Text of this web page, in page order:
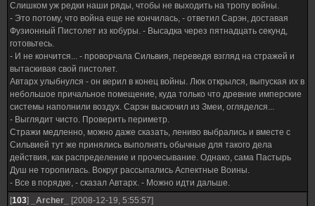
Слишком уж редки наши ряды, чтобы не выходить на тропу войны.
- Это потому, что война еще не кончилась, - ответил Сарэн, доставая
Фузионный Пистолет из кобуры. - Высадка через пятнадцать секунд,
готовьтесь.
- И не кончится... - проворчала Сильвия, переведя взгляд на стражей и
вытаскивая свой пистолет.
Автарх улыбнулся - он верил в конец войны. Люк открылся, выпуская их в
небольшое причальное помещение, куда только что древние имперские
системы наполнили воздух. Сарэн выскочил из Змеи, огляделся...
- Выглядит чисто. Проверить периметр.
Стражи медленно, можно даже сказать, лениво выбрались и вместе с
Сильвией тут же принялись выполнять обычные для такого дела
действия, как распределение и прочесывание. Однако, сама Пастырь
Душ не торопилась. Вокруг рассыпались Аспектные Воины.
- Все в порядке, - сказал Автарх. - Можно идти дальше.
[103] _Archer_
[2008-12-19, 5:55:57]